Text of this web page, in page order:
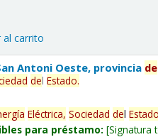
al carrito
Antoni Oeste, provincia de
delEstado.
Eléctrica, Sociedad delEstado
para préstamo: Signatura